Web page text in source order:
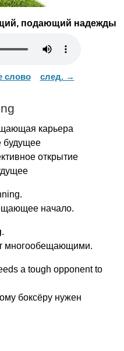
подающий надежды
слово след. →
карьера
открытие
.
начало.
.
многообещающими.
a tough opponent to
боксёру нужен